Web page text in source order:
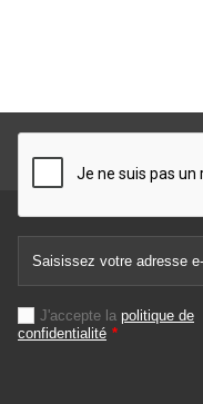
J'accepte la politique de
confidentialité *